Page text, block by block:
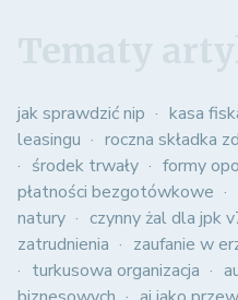
jak sprawdzić nip kasa
leasingu
roczna składka
środek trwały
formy
płatności bezgotówkowe
natury
czynny żal dla jpk
zatrudnienia
zaufanie w
turkusowa organizacja